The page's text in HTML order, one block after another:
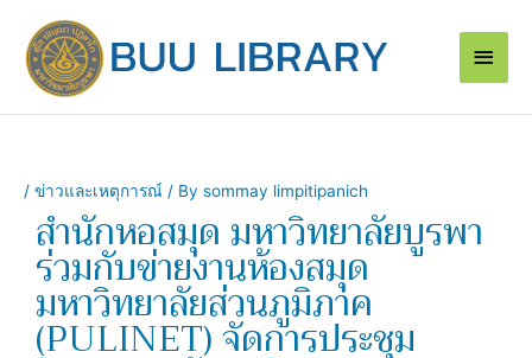
content
Main
/ ข่าวและเหตุการณ์ / By sommay limpitipanich
สำนักหอสมุด มหาวิทยาลัยบูรพา
ร่วมกับข่ายงานห้องสมุด
มหาวิทยาลัยส่วนภูมิภาค
(PULINET) จัดการประชุม